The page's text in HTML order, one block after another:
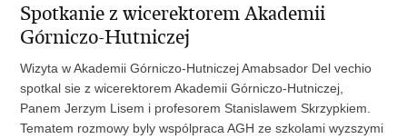
Spotkanie z wicerektorem Akademii
Górniczo-Hutniczej
Wizyta w Akademii Górniczo-Hutniczej Amabsador Del vechio
spotkal sie z wicerektorem Akademii Górniczo-Hutniczej,
Panem Jerzym Lisem i profesorem Stanislawem Skrzypkiem.
Tematem rozmowy byly wspólpraca AGH ze szkolami wyzszymi